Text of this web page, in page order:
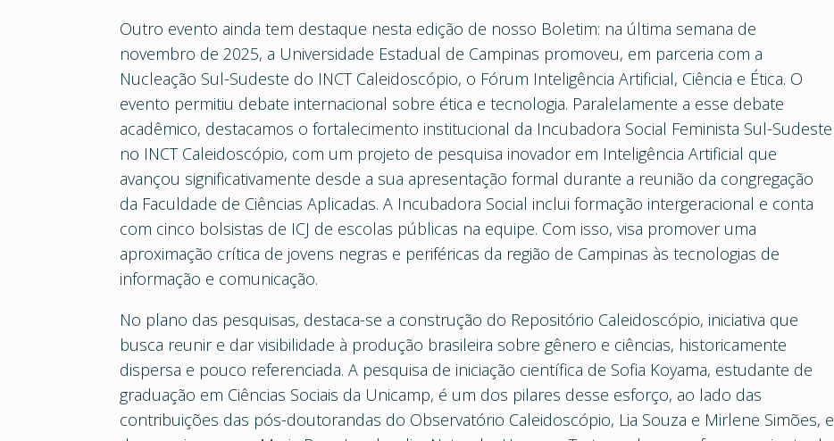
Outro evento ainda tem destaque nesta edição de nosso Boletim: na última semana de
novembro de 2025, a Universidade Estadual de Campinas promoveu, em parceria com a
Nucleação Sul-Sudeste do INCT Caleidoscópio, o Fórum Inteligência Artificial, Ciência e Ética. O
evento permitiu debate internacional sobre ética e tecnologia. Paralelamente a esse debate
acadêmico, destacamos o fortalecimento institucional da Incubadora Social Feminista Sul-Sudeste
no INCT Caleidoscópio, com um projeto de pesquisa inovador em Inteligência Artificial que
avançou significativamente desde a sua apresentação formal durante a reunião da congregação
da Faculdade de Ciências Aplicadas. A Incubadora Social inclui formação intergeracional e conta
com cinco bolsistas de ICJ de escolas públicas na equipe. Com isso, visa promover uma
aproximação crítica de jovens negras e periféricas da região de Campinas às tecnologias de
informação e comunicação.
No plano das pesquisas, destaca-se a construção do Repositório Caleidoscópio, iniciativa que
busca reunir e dar visibilidade à produção brasileira sobre gênero e ciências, historicamente
dispersa e pouco referenciada. A pesquisa de iniciação científica de Sofia Koyama, estudante de
graduação em Ciências Sociais da Unicamp, é um dos pilares desse esforço, ao lado das
contribuições das pós-doutorandas do Observatório Caleidoscópio, Lia Souza e Mirlene Simões, e